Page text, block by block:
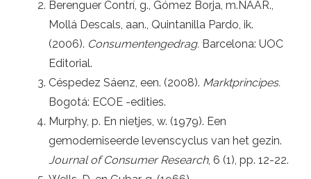
Berenguer Contrí, g., Gómez Borja, m.NAAR.,
Mollá Descals, aan., Quintanilla Pardo, ik.
(2006). Consumentengedrag. Barcelona: UOC
Editorial.
Céspedez Sáenz, een. (2008). Marktprincipes.
Bogotá: ECOE -edities.
Murphy, p. En nietjes, w. (1979). Een
gemoderniseerde levenscyclus van het gezin.
Journal of Consumer Research, 6 (1), pp. 12-22.